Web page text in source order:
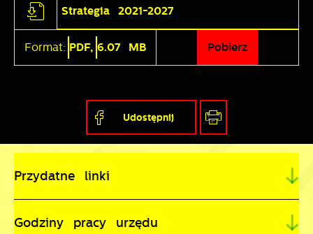
Strategia 2021-2027
Format: PDF, 6.07 MB Pobierz
Udostępnij
Przydatne linki
Godziny pracy urzędu